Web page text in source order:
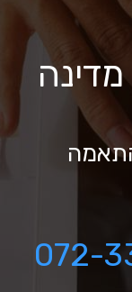
מדינה
072-